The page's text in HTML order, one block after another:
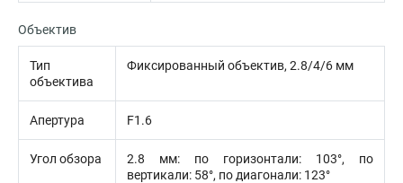
Объектив
Тип
объектива
Фиксированный объектив, 2.8/4/6 мм
Апертура F1.6
Угол обзора
2.8 мм: по горизонтали: 103°, по
вертикали: 58°, по диагонали: 123°